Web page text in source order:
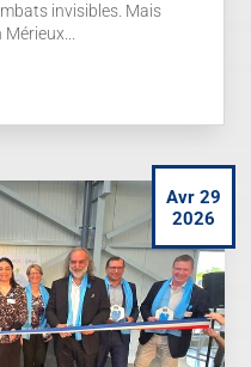
invisibles. Mais
Avr 29
2026